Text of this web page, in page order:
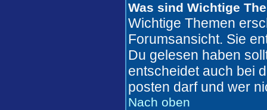
Was sind Wichtige
Wichtige Themen
Forumsansicht. Sie
Du gelesen haben
entscheidet auch bei
posten darf und wer
Nach oben